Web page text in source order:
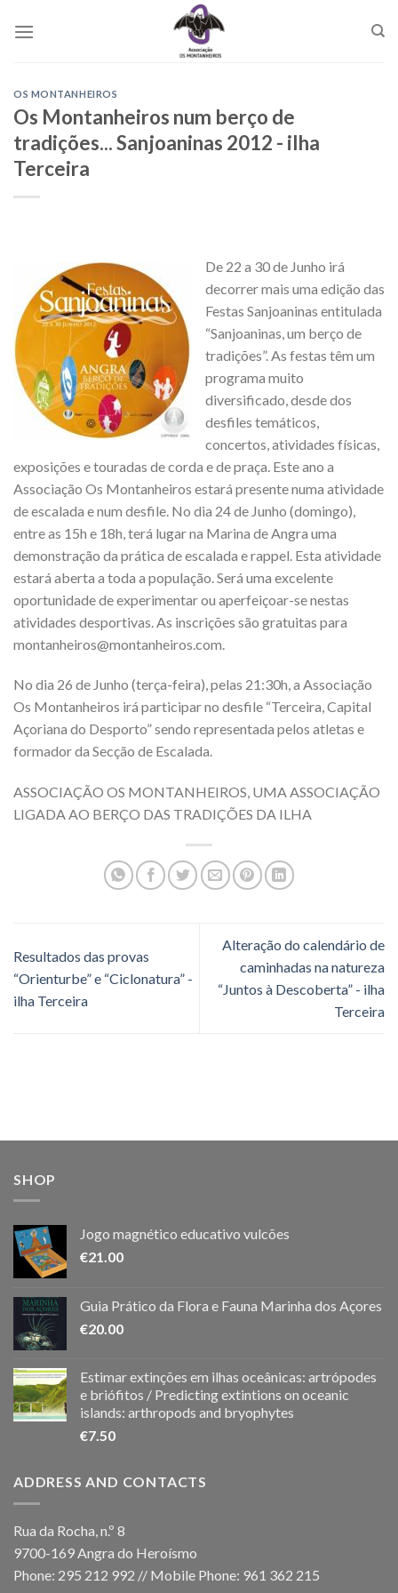
OS MONTANHEIROS
Os Montanheiros num berço de
tradições... Sanjoaninas 2012 - ilha
Terceira
De 22 a 30 de Junho irá
decorrer mais uma edição das
Festas Sanjoaninas entitulada
“Sanjoaninas, um berço de
tradições”. As festas têm um
programa muito
diversificado, desde dos
desfiles temáticos,
concertos, atividades físicas,
exposições e touradas de corda e de praça. Este ano a
Associação Os Montanheiros estará presente numa atividade
de escalada e num desfile. No dia 24 de Junho (domingo),
entre as 15h e 18h, terá lugar na Marina de Angra uma
demonstração da prática de escalada e rappel. Esta atividade
estará aberta a toda a população. Será uma excelente
oportunidade de experimentar ou aperfeiçoar-se nestas
atividades desportivas. As inscrições são gratuitas para
montanheiros@montanheiros.com.
No dia 26 de Junho (terça-feira), pelas 21:30h, a Associação
Os Montanheiros irá participar no desfile “Terceira, Capital
Açoriana do Desporto” sendo representada pelos atletas e
formador da Secção de Escalada.
ASSOCIAÇÃO OS MONTANHEIROS, UMA ASSOCIAÇÃO
LIGADA AO BERÇO DAS TRADIÇÕES DA ILHA
Resultados das provas
“Orienturbe” e “Ciclonatura” -
ilha Terceira
Alteração do calendário de
caminhadas na natureza
“Juntos à Descoberta” - ilha
Terceira
SHOP
Jogo magnético educativo vulcões
€21.00
Guia Prático da Flora e Fauna Marinha dos Açores
€20.00
Estimar extinções em ilhas oceânicas: artrópodes
e briófitos / Predicting extintions on oceanic
islands: arthropods and bryophytes
€7.50
ADDRESS AND CONTACTS
Rua da Rocha, n.º 8
9700-169 Angra do Heroísmo
Phone: 295 212 992 // Mobile Phone: 961 362 215